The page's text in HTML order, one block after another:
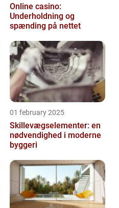
Online casino:
Underholdning og
spænding på nettet
01 february 2025
Skillevægselementer: en
nødvendighed i moderne
byggeri